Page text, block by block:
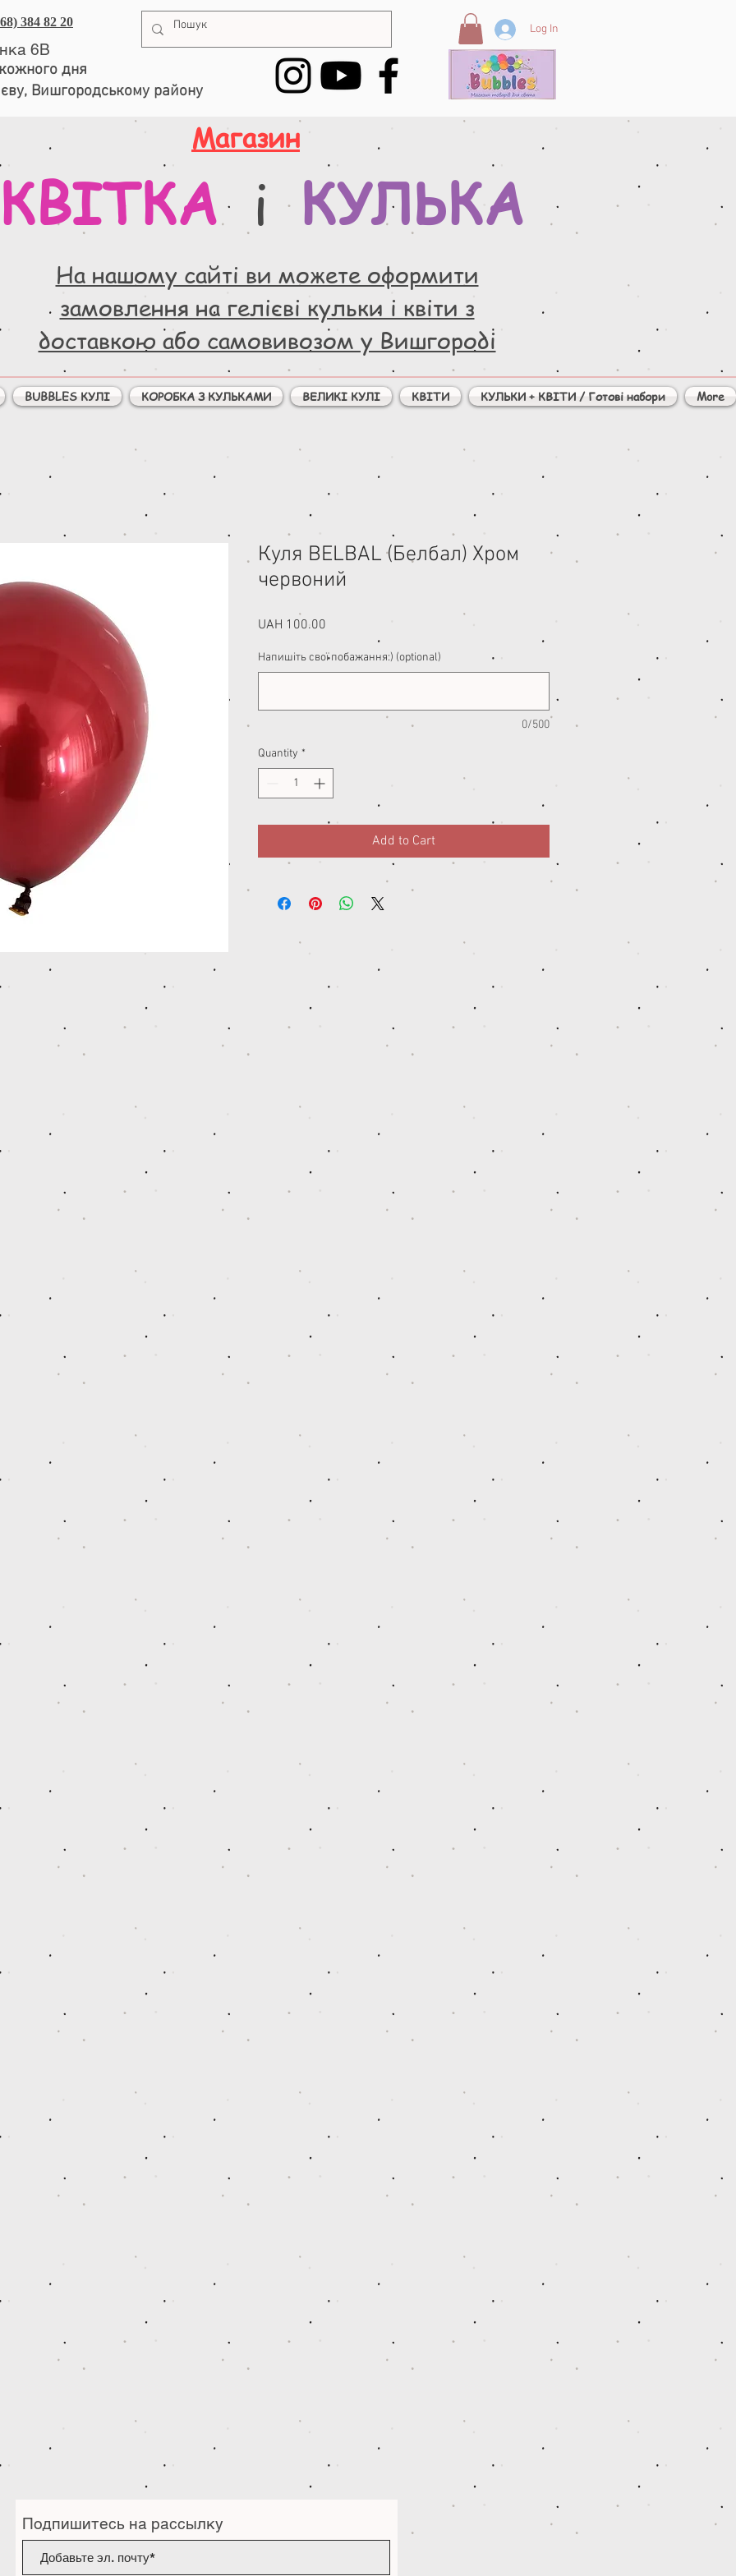
384 82 20
6В
Log In
дня
Вишгородському району
Магазин
КВІТКА і КУЛЬКА
На нашому сайті ви можете оформити
замовлення на гелієві кульки і квіти з
доставкою або самовивозом у Вишгороді
BUBBLES КУЛІ КОРОБКА З КУЛЬКАМИ ВЕЛИКІ КУЛІ КВІТИ КУЛЬКИ + КВІТИ / Готові набори More
Куля BELBAL (Белбал) Хром
червоний
UAH 100.00
Напишіть свої побажання:) (optional)
0/500
Quantity *
Add to Cart
Подпишитесь на рассылку